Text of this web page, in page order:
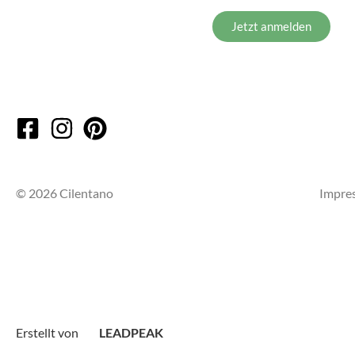
Jetzt anmelden
© 2026 Cilentano
Erstellt von LEADPEAK